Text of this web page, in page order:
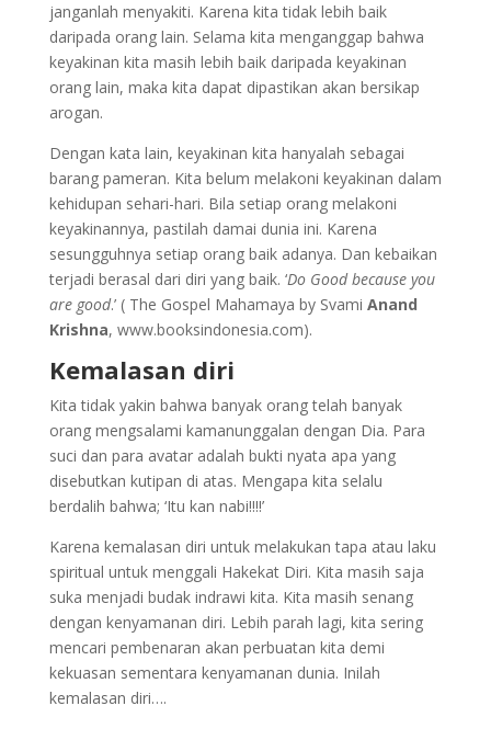
janganlah menyakiti. Karena kita tidak lebih baik
daripada orang lain. Selama kita menganggap bahwa
keyakinan kita masih lebih baik daripada keyakinan
orang lain, maka kita dapat dipastikan akan bersikap
arogan.
Dengan kata lain, keyakinan kita hanyalah sebagai
barang pameran. Kita belum melakoni keyakinan dalam
kehidupan sehari-hari. Bila setiap orang melakoni
keyakinannya, pastilah damai dunia ini. Karena
sesungguhnya setiap orang baik adanya. Dan kebaikan
terjadi berasal dari diri yang baik. ‘Do Good because you
are good.’ ( The Gospel Mahamaya by Svami Anand
Krishna, www.booksindonesia.com).
Kemalasan diri
Kita tidak yakin bahwa banyak orang telah banyak
orang mengsalami kamanunggalan dengan Dia. Para
suci dan para avatar adalah bukti nyata apa yang
disebutkan kutipan di atas. Mengapa kita selalu
berdalih bahwa; ‘Itu kan nabi!!!!’
Karena kemalasan diri untuk melakukan tapa atau laku
spiritual untuk menggali Hakekat Diri. Kita masih saja
suka menjadi budak indrawi kita. Kita masih senang
dengan kenyamanan diri. Lebih parah lagi, kita sering
mencari pembenaran akan perbuatan kita demi
kekuasan sementara kenyamanan dunia. Inilah
kemalasan diri….